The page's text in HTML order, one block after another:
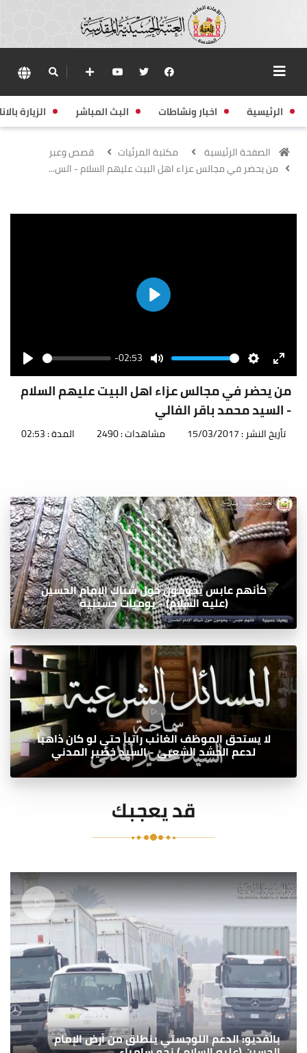
الرئيسية اخبار ونشاطات البث المباشر الزيارة
الصفحة الرئيسية مكتبة المرئيات
قصص وعبر
من يحضر في مجالس عزاء اهل البيت عليهم السلام - الس...
Play
Play
Seek -02:53
Mute
Volume
SettingsEnter
من يحضر في مجالس عزاء اهل البيت عليهم السلام
- السيد محمد باقر الفالي
تأريخ النشر : 15/03/2017 مشاهدات : 2490 المدة : 02:53
كأنهم عابس يحومون حول شباك الإمام الحسين
(عليه السلام) - يوميات حسينية
لا يستحق الموظف الغائب راتباً حتى لو كان ذاهباً
لدعم الحشد الشعبي - السيد خضير المدني
قد يعجبك
بالفديو: الدعم اللوجستي ينطلق من أرض الإمام